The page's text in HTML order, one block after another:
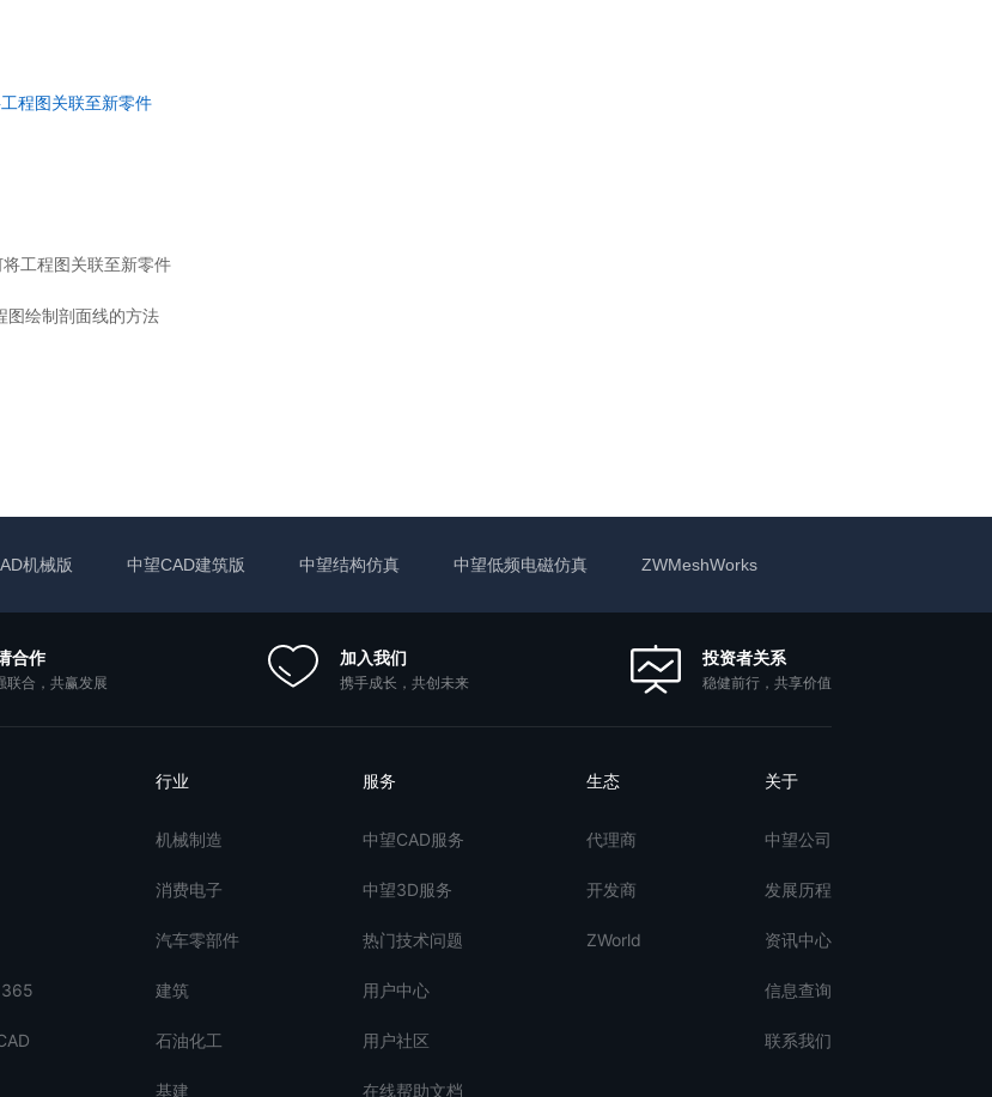
程图关联至新零件
工程图关联至新零件
图绘制剖面线的方法
机械版 中望CAD建筑版 中望结构仿真 中望低频电磁仿真 ZWMeshWorks
合作
联合，共赢发展
加入我们
携手成长，共创未来
投资者关系
稳健前行，共享价值
365
行业
机械制造
消费电子
汽车零部件
建筑
石油化工
基建
服务
中望CAD服务
中望3D服务
热门技术问题
用户中心
用户社区
在线帮助文档
生态
代理商
开发商
ZWorld
关于
中望公司
发展历程
资讯中心
信息查询
联系我们